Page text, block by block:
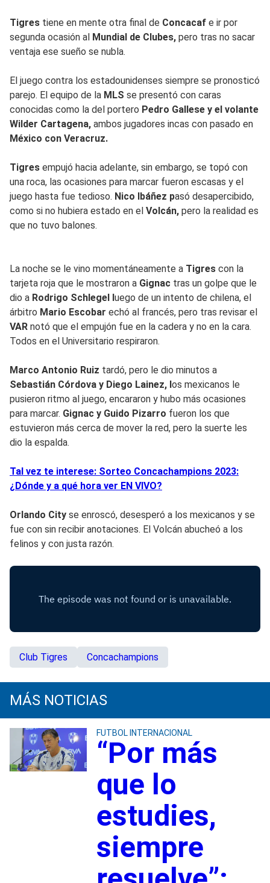
Tigres tiene en mente otra final de Concacaf e ir por
segunda ocasión al Mundial de Clubes, pero tras no sacar
ventaja ese sueño se nubla.
El juego contra los estadounidenses siempre se pronosticó
parejo. El equipo de la MLS se presentó con caras
conocidas como la del portero Pedro Gallese y el volante
Wilder Cartagena, ambos jugadores incas con pasado en
México con Veracruz.
Tigres empujó hacia adelante, sin embargo, se topó con
una roca, las ocasiones para marcar fueron escasas y el
juego hasta fue tedioso. Nico Ibáñez pasó desapercibido,
como si no hubiera estado en el Volcán, pero la realidad es
que no tuvo balones.
La noche se le vino momentáneamente a Tigres con la
tarjeta roja que le mostraron a Gignac tras un golpe que le
dio a Rodrigo Schlegel luego de un intento de chilena, el
árbitro Mario Escobar echó al francés, pero tras revisar el
VAR notó que el empujón fue en la cadera y no en la cara.
Todos en el Universitario respiraron.
Marco Antonio Ruiz tardó, pero le dio minutos a
Sebastián Córdova y Diego Lainez, los mexicanos le
pusieron ritmo al juego, encararon y hubo más ocasiones
para marcar. Gignac y Guido Pizarro fueron los que
estuvieron más cerca de mover la red, pero la suerte les
dio la espalda.
Tal vez te interese: Sorteo Concachampions 2023:
¿Dónde y a qué hora ver EN VIVO?
Orlando City se enroscó, desesperó a los mexicanos y se
fue con sin recibir anotaciones. El Volcán abucheó a los
felinos y con justa razón.
Club Tigres Concachampions
MÁS NOTICIAS
FUTBOL INTERNACIONAL
“Por más
que lo
estudies,
siempre